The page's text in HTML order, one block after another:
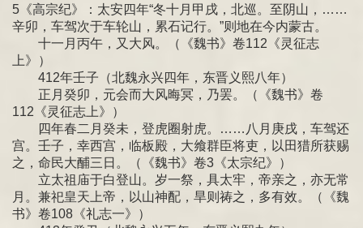
5《高宗纪》：太安四年“冬十月甲戌，北巡。至阴山，……
辛卯，车驾次于车轮山，累石记行。”则地在今内蒙古。
十一月丙午，又大风。（《魏书》卷112《灵征志
上》）
412年壬子（北魏永兴四年，东晋义熙八年）
正月癸卯，元会而大风晦冥，乃罢。（《魏书》卷
112《灵征志上》）
四年春二月癸未，登虎圈射虎。……八月庚戌，车驾还
宫。壬子，幸西宫，临板殿，大飨群臣将吏，以田猎所获赐
之，命民大酺三日。（《魏书》卷3《太宗纪》）
立太祖庙于白登山。岁一祭，具太牢，帝亲之，亦无常
月。兼祀皇天上帝，以山神配，旱则祷之，多有效。（《魏
书》卷108《礼志一》）